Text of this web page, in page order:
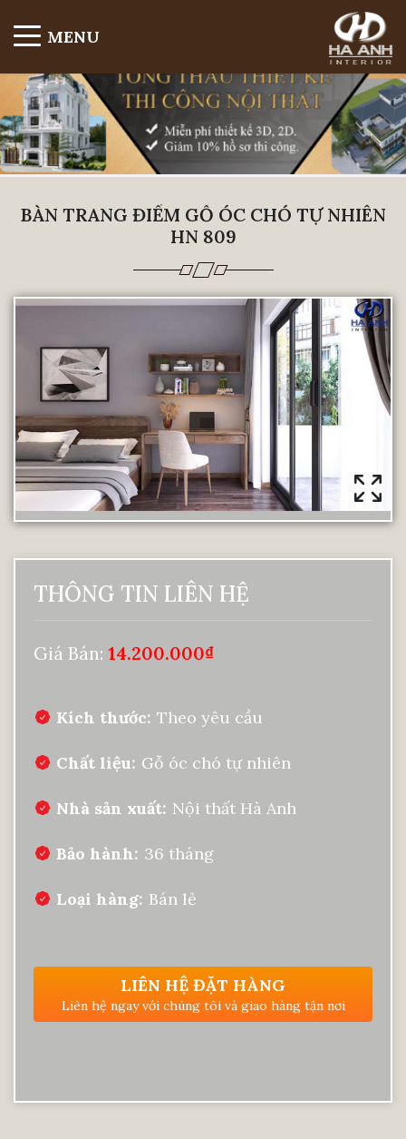
MENU
BÀN TRANG ĐIỂM GỖ ÓC CHÓ TỰ NHIÊN
HN 809
THÔNG TIN LIÊN HỆ
Giá Bán: 14.200.000₫
Kích thước Theo yêu cầu
Chất liệu Gỗ óc chó tự nhiên
Nhà sản xuất Nội thất Hà Anh
Bảo hành 36 tháng
Loại hàng Bán lẻ
LIÊN HỆ ĐẶT HÀNG
Liên hệ ngay với chúng tôi và giao hàng tận nơi